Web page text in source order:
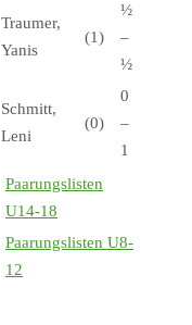
Traumer,
Yanis
(1)
½
–
½
Schmitt,
Leni
(0)
0
–
1
Paarungslisten
U14-18
Paarungslisten U8-
12